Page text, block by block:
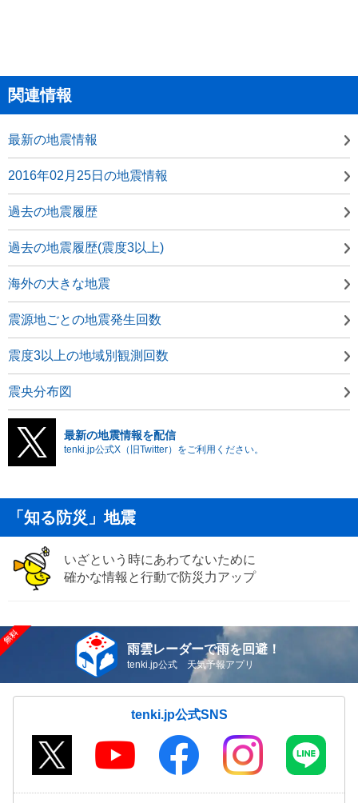
関連情報
最新の地震情報
2016年02月25日の地震情報
過去の地震履歴
過去の地震履歴(震度3以上)
海外の大きな地震
震源地ごとの地震発生回数
震度3以上の地域別観測回数
震央分布図
最新の地震情報を配信
tenki.jp公式X（旧Twitter）をご利用ください。
「知る防災」地震
いざという時にあわてないために
確かな情報と行動で防災力アップ
雨雲レーダーで雨を回避！
tenki.jp公式 天気予報アプリ
tenki.jp公式SNS